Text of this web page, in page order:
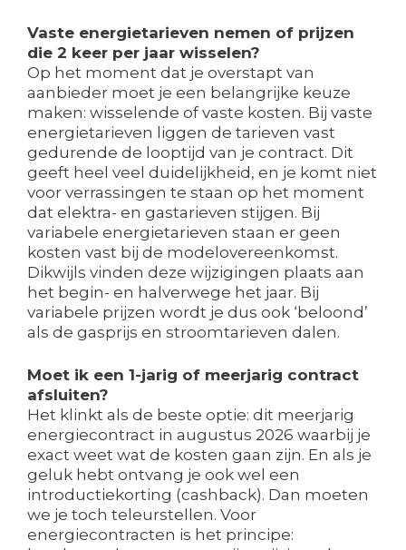
Vaste energietarieven nemen of prijzen
die 2 keer per jaar wisselen?
Op het moment dat je overstapt van
aanbieder moet je een belangrijke keuze
maken: wisselende of vaste kosten. Bij vaste
energietarieven liggen de tarieven vast
gedurende de looptijd van je contract. Dit
geeft heel veel duidelijkheid, en je komt niet
voor verrassingen te staan op het moment
dat elektra- en gastarieven stijgen. Bij
variabele energietarieven staan er geen
kosten vast bij de modelovereenkomst.
Dikwijls vinden deze wijzigingen plaats aan
het begin- en halverwege het jaar. Bij
variabele prijzen wordt je dus ook ‘beloond’
als de gasprijs en stroomtarieven dalen.
Moet ik een 1-jarig of meerjarig contract
afsluiten?
Het klinkt als de beste optie: dit meerjarig
energiecontract in augustus 2026 waarbij je
exact weet wat de kosten gaan zijn. En als je
geluk hebt ontvang je ook wel een
introductiekorting (cashback). Dan moeten
we je toch teleurstellen. Voor
energiecontracten is het principe: